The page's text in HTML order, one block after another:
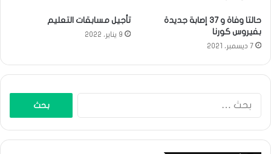
حالتا وفاة و 37 إصابة جديدة
بفيروس كورنا
7 ديسمبر، 2021
تأجيل مسابقات التعليم
9 يناير، 2022